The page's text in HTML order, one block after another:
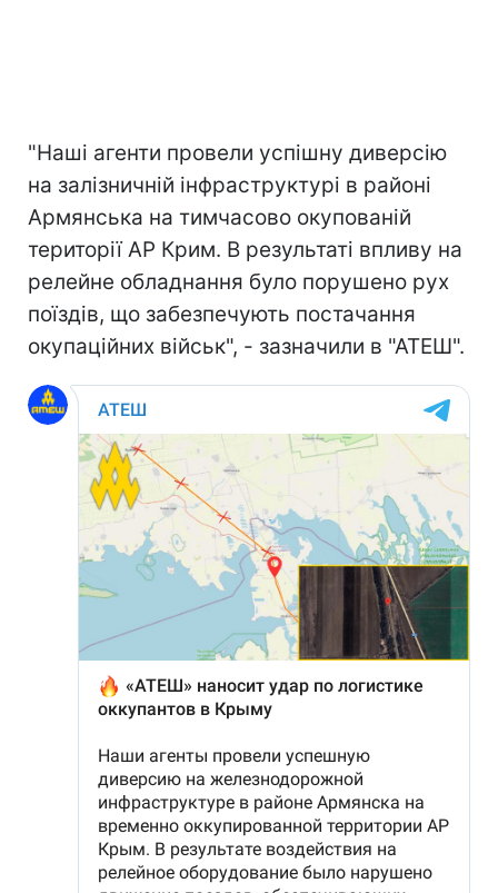
"Наші агенти провели успішну диверсію
на залізничній інфраструктурі в районі
Армянська на тимчасово окупованій
території АР Крим. В результаті впливу на
релейне обладнання було порушено рух
поїздів, що забезпечують постачання
окупаційних військ", - зазначили в "АТЕШ".